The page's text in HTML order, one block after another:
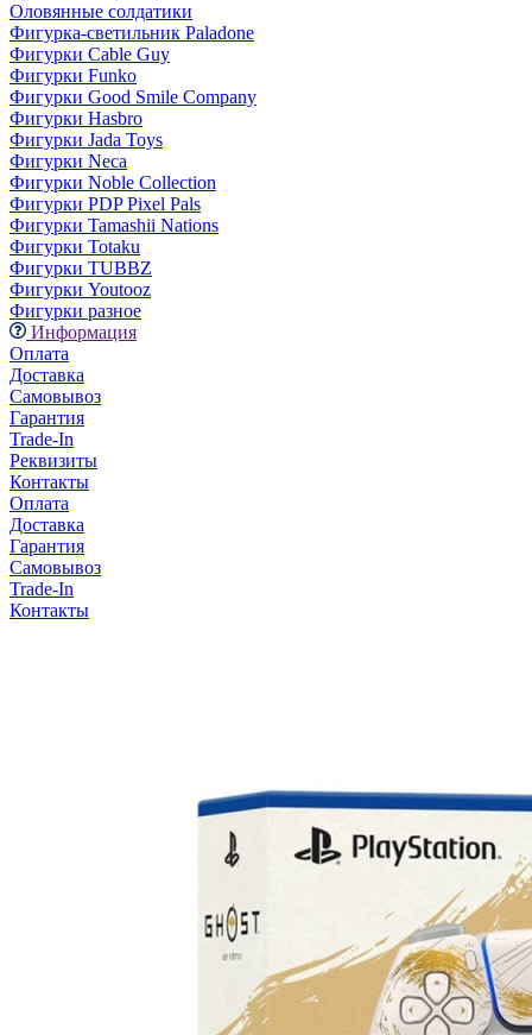
Оловянные солдатики
Фигурка-светильник Paladone
Фигурки Cable Guy
Фигурки Funko
Фигурки Good Smile Company
Фигурки Hasbro
Фигурки Jada Toys
Фигурки Neca
Фигурки Noble Collection
Фигурки PDP Pixel Pals
Фигурки Tamashii Nations
Фигурки Totaku
Фигурки TUBBZ
Фигурки Youtooz
Фигурки разное
Информация
Оплата
Доставка
Самовывоз
Гарантия
Trade-In
Реквизиты
Контакты
Оплата
Доставка
Гарантия
Самовывоз
Trade-In
Контакты